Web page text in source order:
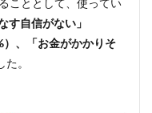
こととして、使ってい
す自信がない」
）、「お金がかかりそ
。